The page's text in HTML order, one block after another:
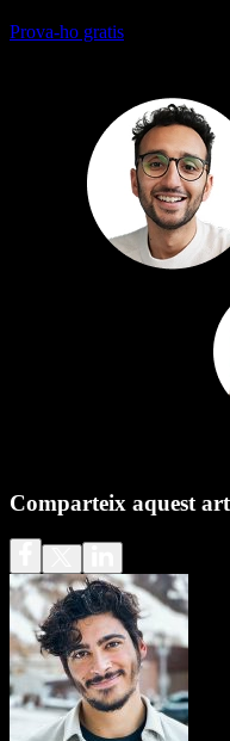
Prova-ho gratis
Comparteix aquest